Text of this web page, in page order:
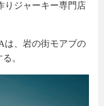
りジャーキー専門店
は、岩の街モアブの
。